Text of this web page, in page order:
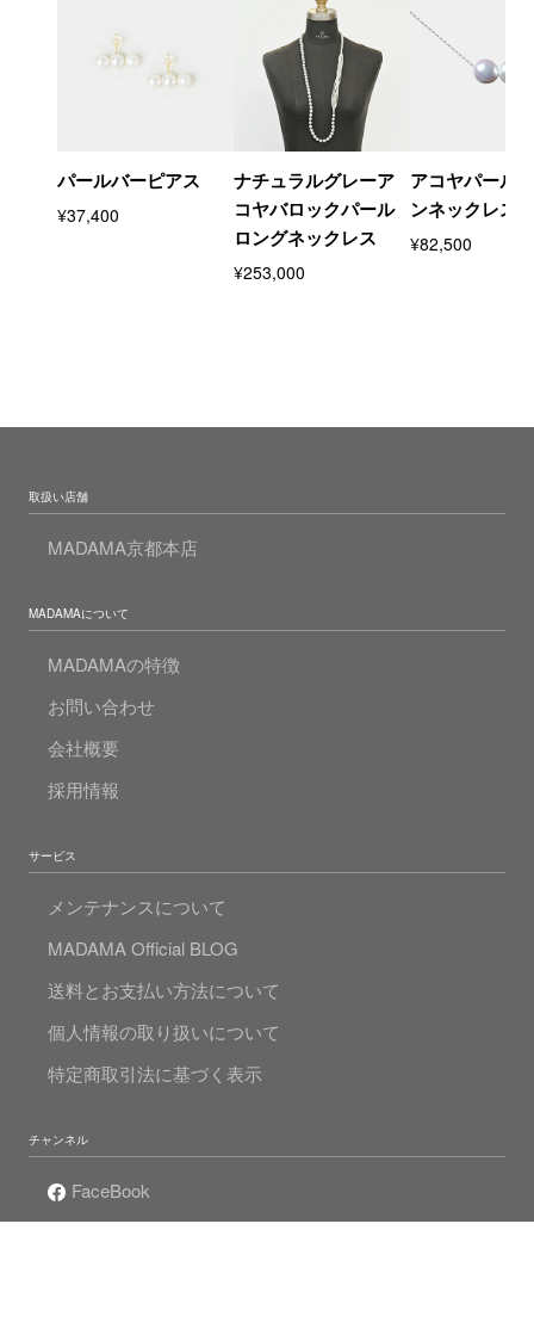
パールバーピアス
¥37,400
ナチュラルグレーア
コヤバロックパール
ロングネックレス
¥253,000
アコヤパール
ンネックレス
¥82,500
取扱い店舗
MADAMA京都本店
MADAMAについて
MADAMAの特徴
お問い合わせ
会社概要
採用情報
サービス
メンテナンスについて
MADAMA Official BLOG
送料とお支払い方法について
個人情報の取り扱いについて
特定商取引法に基づく表示
チャンネル
FaceBook